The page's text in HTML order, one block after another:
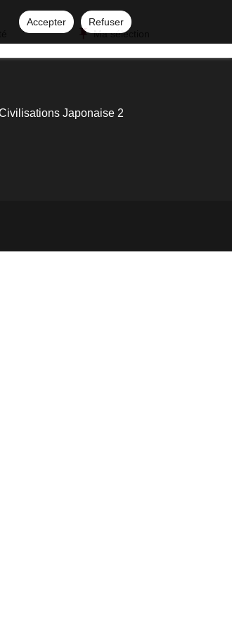
Accepter
Refuser
Ma sélection
Japonaise 2